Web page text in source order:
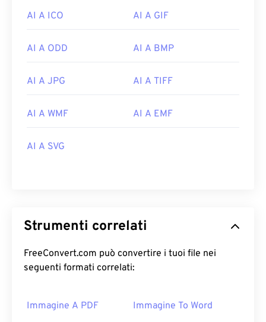
AI A ICO AI A GIF
AI A ODD AI A BMP
AI A JPG AI A TIFF
AI A WMF AI A EMF
AI A SVG
Strumenti correlati
FreeConvert.com può convertire i tuoi file nei
seguenti formati correlati:
Immagine A PDF Immagine To Word